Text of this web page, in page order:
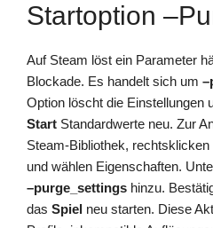
Startoption
Auf Steam löst ein Parameter
Blockade. Es handelt sich um
Option löscht die Einstellungen
Start Standardwerte neu. Zur
Steam-Bibliothek, rechtsklicken
und wählen Eigenschaften.
–purge_settings hinzu.
das Spiel neu starten. Diese